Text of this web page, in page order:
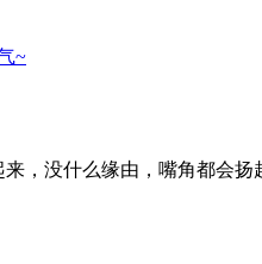
~
，没什么缘由，嘴角都会